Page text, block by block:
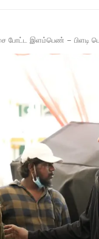
போட்ட இளம்பெண் – பிளடி